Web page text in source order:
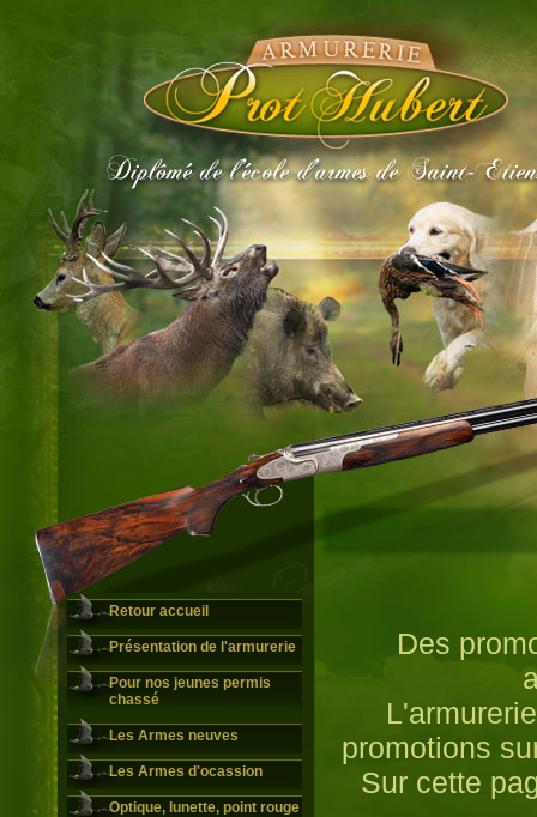
Retour accueil
Présentation de l'armurerie
Pour nos jeunes permis
chassé
Les Armes neuves
Les Armes d'ocassion
Optique, lunette, point rouge
Des
promotions
Sur cette